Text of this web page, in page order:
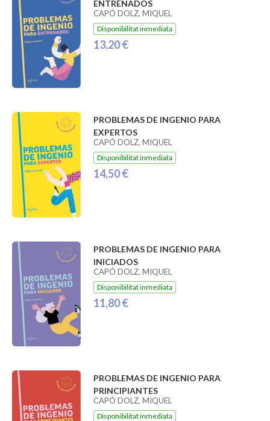
ENTRENADOS
CAPÓ DOLZ, MIQUEL
Disponibilitat inmediata
13,20 €
PROBLEMAS DE INGENIO PARA
EXPERTOS
CAPÓ DOLZ, MIQUEL
Disponibilitat inmediata
14,50 €
PROBLEMAS DE INGENIO PARA
INICIADOS
CAPÓ DOLZ, MIQUEL
Disponibilitat inmediata
11,80 €
PROBLEMAS DE INGENIO PARA
PRINCIPIANTES
CAPÓ DOLZ, MIQUEL
Disponibilitat inmediata